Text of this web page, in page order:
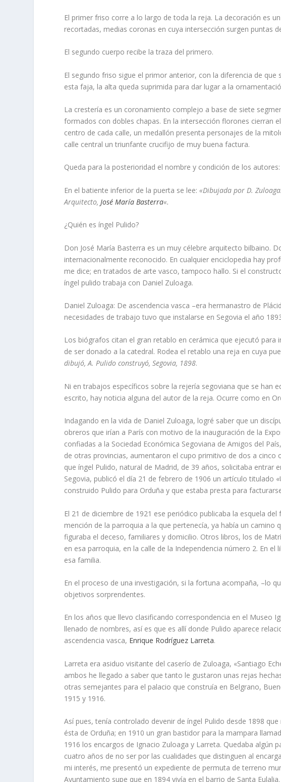
El primer friso corre a lo largo de toda la reja. La decoración es
recortadas, medias coronas en cuya intersección surgen puntas
El segundo cuerpo recibe la traza del primero.
El segundo friso sigue el primor anterior, con la diferencia de
esta faja, la alta queda suprimida para dar lugar a la
La cresterí­a es un coronamiento complejo a base de siete
formados con dobles chapas. En la intersección florones cierran
centro de cada calle, un medallón presenta personajes de la
calle central un triunfante crucifijo de muy buena factura.
Queda para la posterioridad el nombre y condición de los autores:
En el batiente inferior de la puerta se lee: «Dibujada por D.
Arquitecto, José Marí­a Basterra«.
¿Quién es íngel Pulido?
Don José Marí­a Basterra es un muy célebre arquitecto bilbaino.
internacionalmente reconocido. En cualquier enciclopedia hay
me dice; en tratados de arte vasco, tampoco hallo. Si el
íngel pulido trabaja con Daniel Zuloaga.
Daniel Zuloaga: De ascendencia vasca –era hermanastro de
necesidades de trabajo tuvo que instalarse en Segovia el año
Los biógrafos citan el gran retablo en cerámica que ejecutó para
de ser donado a la catedral. Rodea el retablo una reja en cuya
dibujó, A. Pulido construyó, Segovia, 1898.
Ni en trabajos especí­ficos sobre la rejerí­a segoviana que se han
escrito, hay noticia alguna del autor de la reja. Ocurre como en
Indagando en la vida de Daniel Zuloaga, logré saber que un
obreros que irí­an a Parí­s con motivo de la inauguración de la
confiadas a la Sociedad Económica Segoviana de Amigos del
de otras provincias, aumentaron el cupo primitivo de dos a cinco
que íngel Pulido, natural de Madrid, de 39 años, solicitaba entrar
Segovia, publicó el dí­a 21 de febrero de 1906 un artí­culo titulado
construido Pulido para Orduña y que estaba presta para
El 21 de diciembre de 1921 ese periódico publicaba la esquela
mención de la parroquia a la que pertenecí­a, ya habí­a un camino
figuraba el deceso, familiares y domicilio. Otros libros, los de
en esa parroquia, en la calle de la Independencia número 2. En
esa familia.
En el proceso de una investigación, si la fortuna acompaña, –lo
objetivos sorprendentes.
En los años que llevo clasificando correspondencia en el Museo
llenado de nombres, así­ es que es allí­ donde Pulido aparece
ascendencia vasca, Enrique Rodrí­guez Larreta.
Larreta era asiduo visitante del caserí­o de Zuloaga, «Santiago
ambos he llegado a saber que tanto le gustaron unas rejas
otras semejantes para el palacio que construí­a en Belgrano,
1915 y 1916.
Así­ pues, tení­a controlado devenir de íngel Pulido desde 1898
ésta de Orduña; en 1910 un gran bastidor para la mampara
1916 los encargos de Ignacio Zuloaga y Larreta. Quedaba algún
cuatro años de no ser por las cualidades que distinguen al
mi interés, me presentó un expediente de permuta de terreno
Ayuntamiento supe que en 1894 viví­a en el barrio de Santa